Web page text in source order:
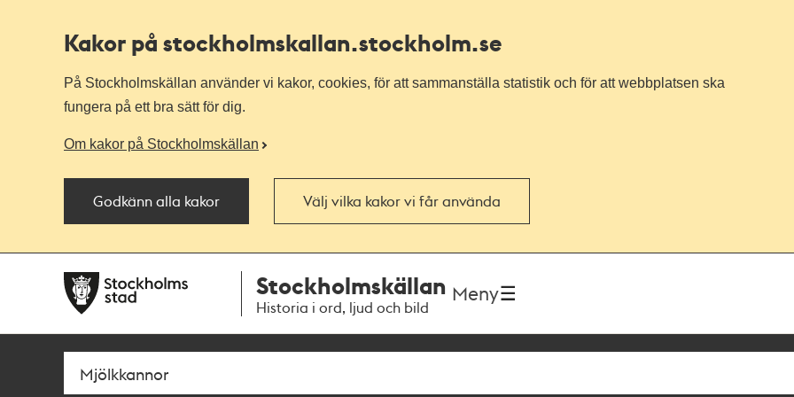
Kakor på stockholmskallan.stockholm.se
På Stockholmskällan använder vi kakor, cookies, för att sammanställa statistik och för att webbplatsen ska
fungera på ett bra sätt för dig.
Om kakor på Stockholmskällan
Godkänn alla kakor Välj vilka kakor vi får använda
navigationen
huvudinnehållet
Stockholmskällan
Historia i ord, ljud och bild
Meny
Sök